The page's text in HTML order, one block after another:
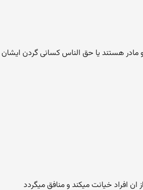
مادر هستند یا حق الناس کسانی گردن
افراد خیانت میکند و منافق میگردد